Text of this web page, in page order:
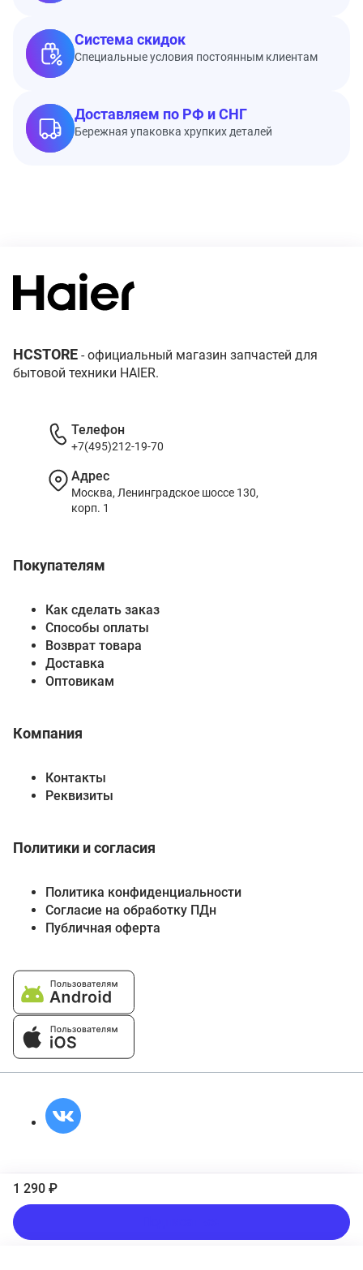
Система скидок
Специальные условия постоянным клиентам
Доставляем по РФ и СНГ
Бережная упаковка хрупких деталей
1 290 ₽
HCSTORE - официальный магазин запчастей для
бытовой техники HAIER.
Покупателям
Как сделать заказ
Способы оплаты
Возврат товара
Доставка
Оптовикам
Компания
Контакты
Реквизиты
Политики и согласия
Политика конфиденциальности
Согласие на обработку ПДн
Публичная оферта
Телефон
+7(495)212-19-70
Адрес
Москва, Ленинградское шоссе 130,
корп. 1